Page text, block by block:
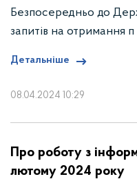
08.04.2024 10:29
Безпосередньо до
запитів на отримання п
Детальніше
Про роботу з
лютому 2024 року